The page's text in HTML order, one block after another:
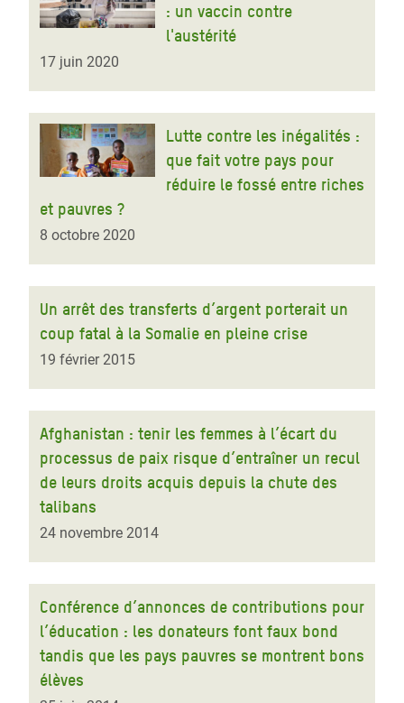
: un vaccin contre
l'austérité
17 juin 2020
Lutte contre les inégalités :
que fait votre pays pour
réduire le fossé entre riches
et pauvres ?
8 octobre 2020
Un arrêt des transferts d’argent porterait un
coup fatal à la Somalie en pleine crise
19 février 2015
Afghanistan : tenir les femmes à l’écart du
processus de paix risque d’entraîner un recul
de leurs droits acquis depuis la chute des
talibans
24 novembre 2014
Conférence d’annonces de contributions pour
l’éducation : les donateurs font faux bond
tandis que les pays pauvres se montrent bons
élèves